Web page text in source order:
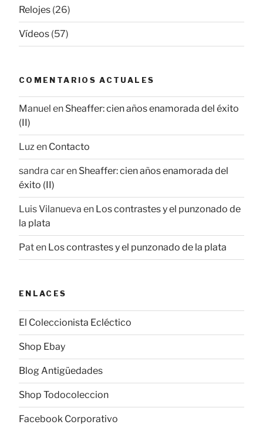
Relojes (26)
Vídeos (57)
COMENTARIOS ACTUALES
Manuel en Sheaffer: cien años enamorada del éxito
(II)
Luzen Contacto
sandra caren Sheaffer: cien años enamorada del
éxito (II)
Luis Vilanueva en Los contrastes y el punzonado de
la plata
Paten Los contrastes y el punzonado de la plata
ENLACES
El Coleccionista Ecléctico
Shop Ebay
Blog Antigüedades
Shop Todocoleccion
Facebook Corporativo